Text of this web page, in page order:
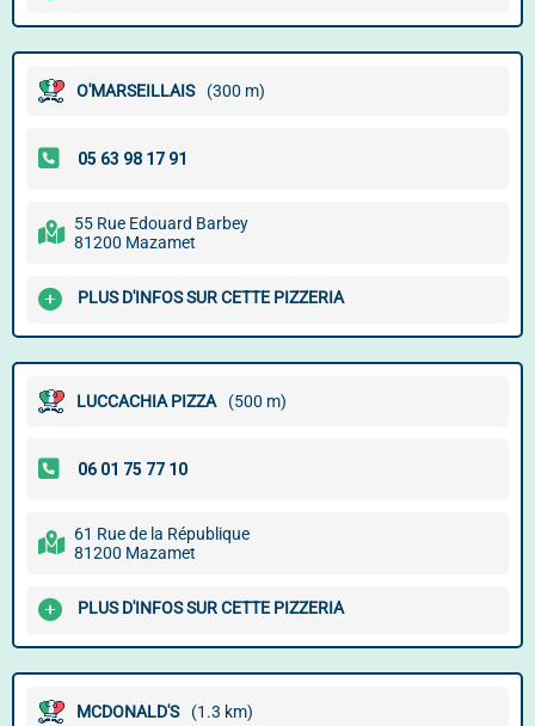
O'MARSEILLAIS (300 m)
55 Rue Edouard Barbey
81200 Mazamet
PLUS D'INFOS SUR CETTE PIZZERIA
LUCCACHIA PIZZA (500 m)
61 Rue de la République
81200 Mazamet
PLUS D'INFOS SUR CETTE PIZZERIA
MCDONALD'S (1.3 km)